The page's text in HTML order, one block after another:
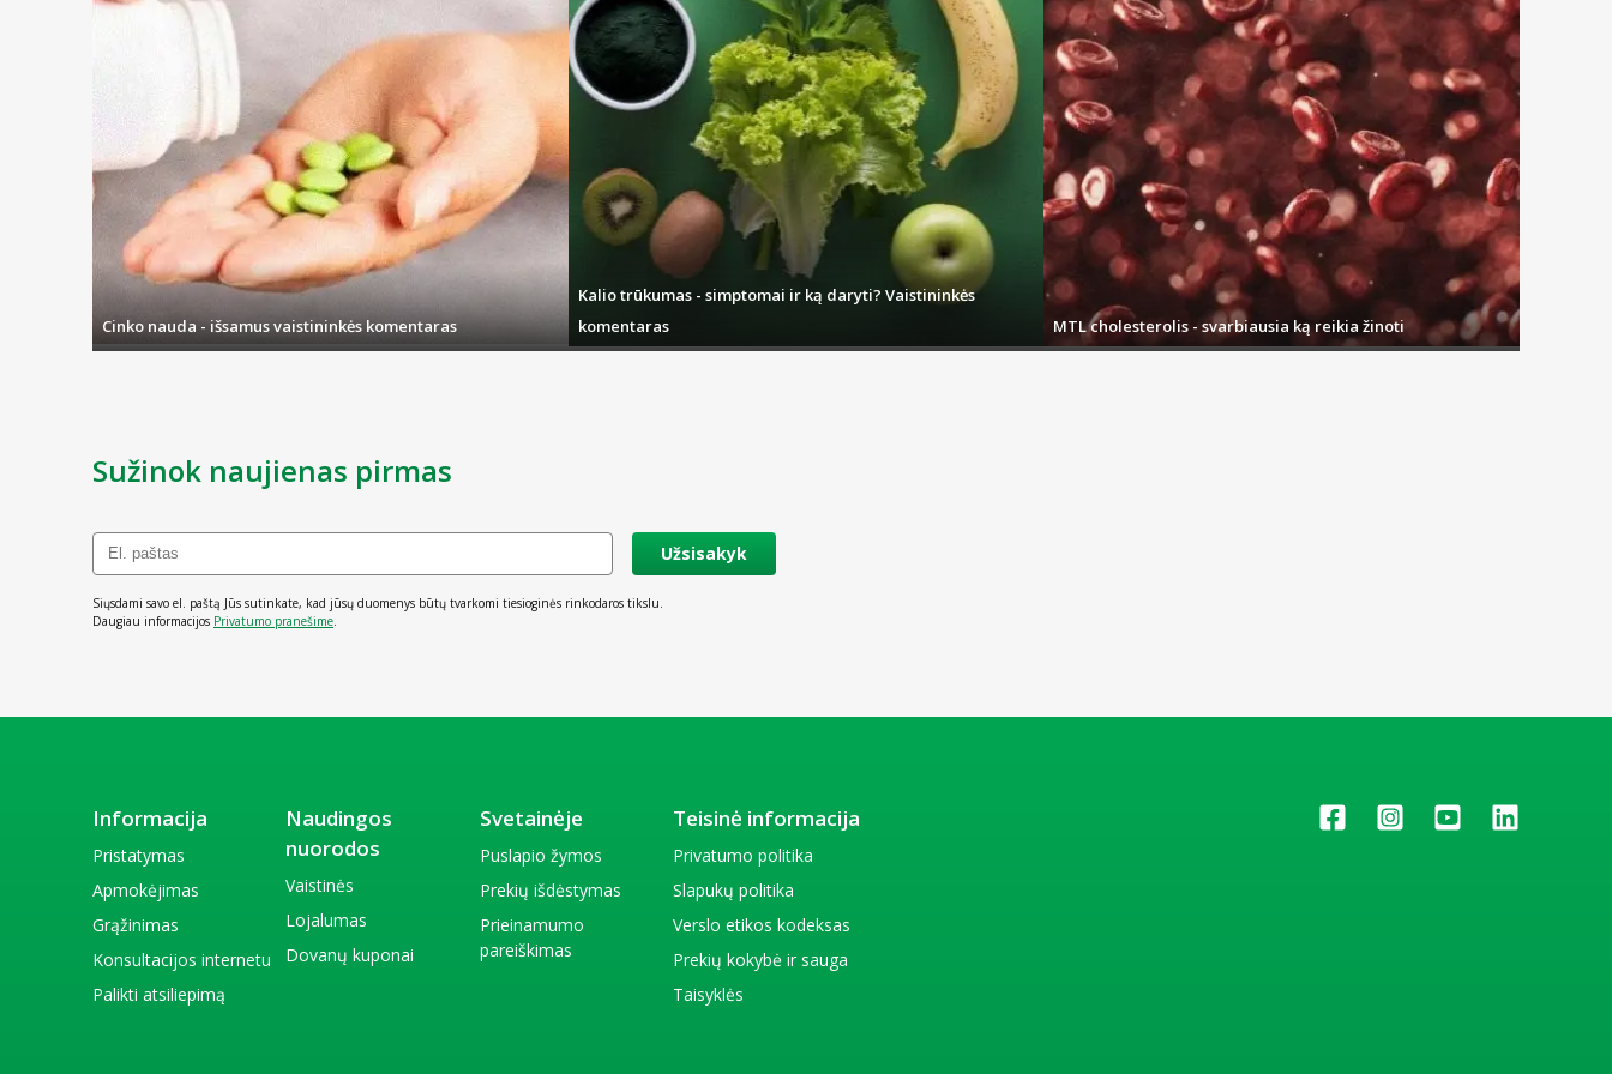
Cinko nauda - išsamus vaistininkės komentaras
Kalio trūkumas - simptomai ir ką daryti? Vaistininkės
komentaras
MTL cholesterolis - svarbiausia ką reikia žinoti
Sužinok naujienas pirmas
Užsisakyk
Siųsdami savo el. paštą Jūs sutinkate, kad jūsų duomenys būtų tvarkomi tiesioginės rinkodaros tikslu.
Daugiau informacijos Privatumo pranešime
Informacija
Pristatymas
Apmokėjimas
Grąžinimas
Konsultacijos internetu
Palikti atsiliepimą
Naudingos
nuorodos
Vaistinės
Lojalumas
Dovanų kuponai
Svetainėje
Puslapio žymos
Prekių išdėstymas
Prieinamumo
pareiškimas
Teisinė informacija
Privatumo politika
Slapukų politika
Verslo etikos kodeksas
Prekių kokybė ir sauga
Taisyklės